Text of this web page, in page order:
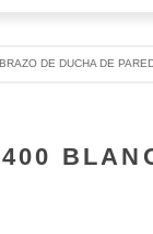
BRAZO DE DUCHA DE